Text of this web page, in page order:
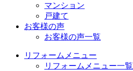
マンション
戸建て
お客様の声
お客様の声一覧
リフォームメニュー
リフォームメニュー一覧